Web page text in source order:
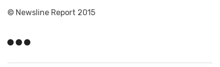
© Newsline Report 2015